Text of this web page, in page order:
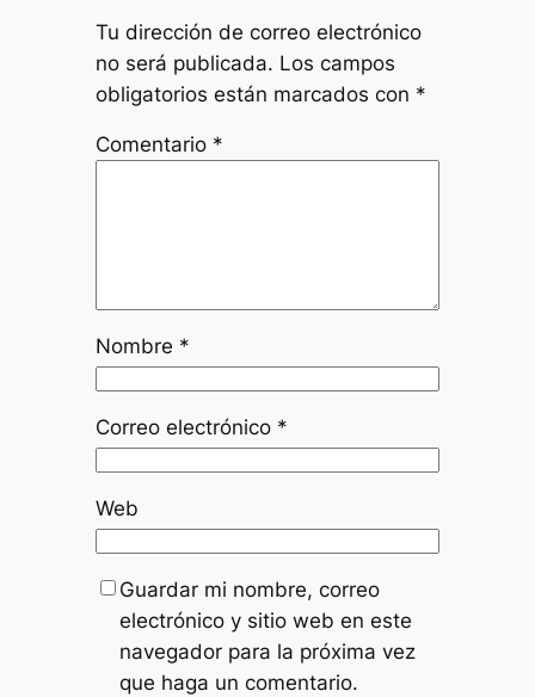
Tu dirección de correo electrónico
no será publicada. Los campos
obligatorios están marcados con *
Comentario *
Nombre *
Correo electrónico *
Web
Guardar mi nombre, correo
electrónico y sitio web en este
navegador para la próxima vez
que haga un comentario.